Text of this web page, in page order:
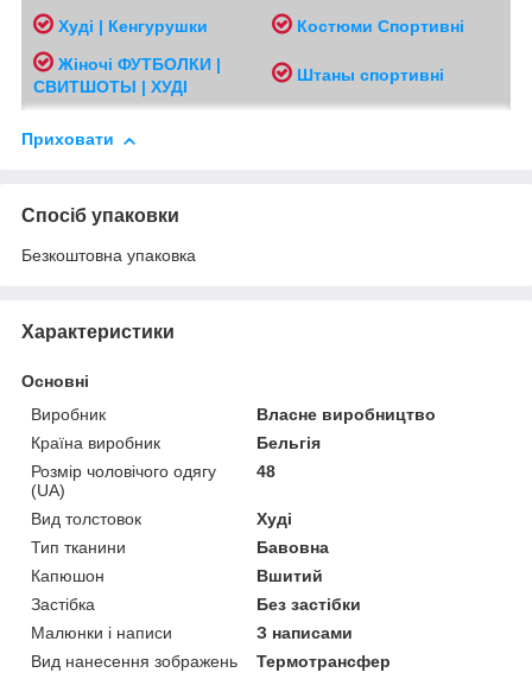
Худі | Кенгурушки
Костюми Спортивні
Жіночі ФУТБОЛКИ |
СВИТШОТЫ | ХУДІ
Штаны спортивні
Приховати
Спосіб упаковки
Безкоштовна упаковка
Характеристики
Основні
Виробник
Власне виробництво
Країна виробник
Бельгія
Розмір чоловічого одягу
(UA)
48
Вид толстовок
Худі
Тип тканини
Бавовна
Капюшон
Вшитий
Застібка
Без застібки
Малюнки і написи
З написами
Вид нанесення зображень
Термотрансфер